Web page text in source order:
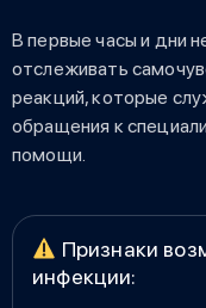
В первые часы и дни
отслеживать
реакций, которые
обращения к
помощи.
Признаки
инфекции: